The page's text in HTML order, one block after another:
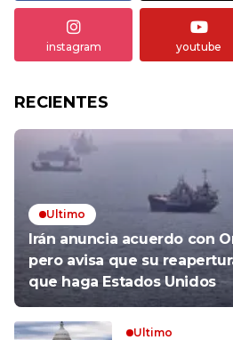
instagram youtube
RECIENTES
Ultimo
Irán anuncia acuerdo con
pero avisa que su
que haga Estados Unidos
Ultimo